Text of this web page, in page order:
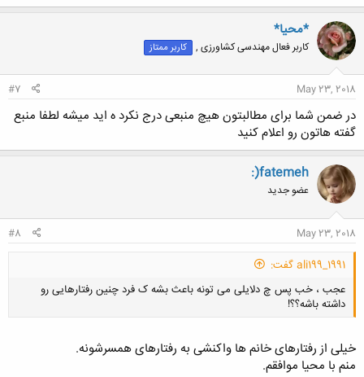
*محیا*
کاربر فعال مهندسی کشاورزی , کاربر ممتاز
May 23, 2018
#7
در ضمن شما برای مطالبتون هیچ منبعی درج نکرد ه اید میشه لطفا منبع
گفته هاتون رو اعلام کنید
:)fatemeh
عضو جدید
May 23, 2018
#8
ali199_1991 گفت:
عجب ، خب پس چ دلایلی می تونه باعث بشه ک فرد چنین رفتارهایی رو
داشته باشه؟؟!
خیلی از رفتارهای خانم ها واکنشی به رفتارهای همسرشونه.
منم با محیا موافقم.